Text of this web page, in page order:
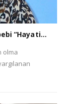
“Hayati…
olma